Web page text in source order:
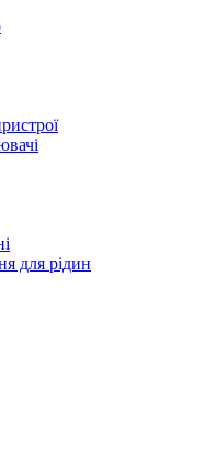
для рідин